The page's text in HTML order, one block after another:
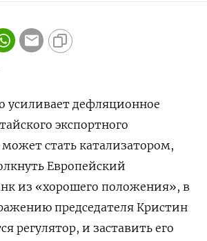
усиливает дефляционное
экспортного
стать катализатором,
Европейский
из «хорошего положения», в
председателя Кристин
регулятор, и заставить его